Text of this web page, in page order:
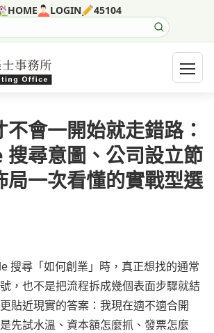
HOME LOGIN 45104
容
開啟
會一開始就走錯路：
尋意圖、公司設立節
局一次看懂的實戰型選
搜尋「如何創業」時，真正想找的通常
，也不是把流程拆成幾個表面步驟就結
貼近現實的答案：我現在適不適合開
先試水溫、資本額怎麼抓、發票怎麼